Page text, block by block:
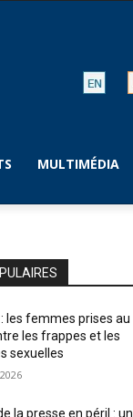
MULTIMÉDIA
les femmes prises au
les frappes et les
sexuelles
la presse en péril : un